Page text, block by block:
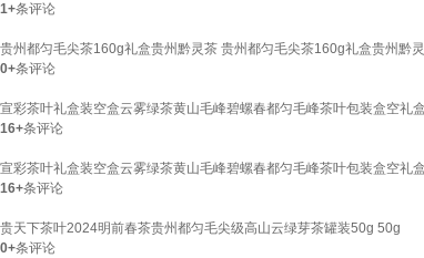
1+条评论
贵州都匀毛尖茶160g礼盒贵州黔灵茶 贵州都匀毛尖茶160g礼盒贵州黔
0+条评论
宣彩茶叶礼盒装空盒云雾绿茶黄山毛峰碧螺春都匀毛峰茶叶包装盒空礼
16+条评论
宣彩茶叶礼盒装空盒云雾绿茶黄山毛峰碧螺春都匀毛峰茶叶包装盒空礼
16+条评论
贵天下茶叶2024明前春茶贵州都匀毛尖级高山云绿芽茶罐装50g 50g
0+条评论